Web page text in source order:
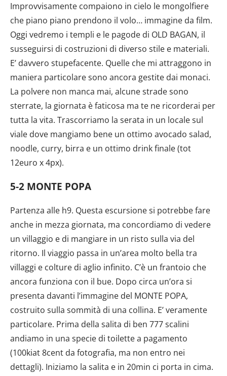
Improvvisamente compaiono in cielo le mongolfiere
che piano piano prendono il volo… immagine da film.
Oggi vedremo i templi e le pagode di OLD BAGAN, il
susseguirsi di costruzioni di diverso stile e materiali.
E’ davvero stupefacente. Quelle che mi attraggono in
maniera particolare sono ancora gestite dai monaci.
La polvere non manca mai, alcune strade sono
sterrate, la giornata è faticosa ma te ne ricorderai per
tutta la vita. Trascorriamo la serata in un locale sul
viale dove mangiamo bene un ottimo avocado salad,
noodle, curry, birra e un ottimo drink finale (tot
12euro x 4px).
5-2 MONTE POPA
Partenza alle h9. Questa escursione si potrebbe fare
anche in mezza giornata, ma concordiamo di vedere
un villaggio e di mangiare in un risto sulla via del
ritorno. Il viaggio passa in un’area molto bella tra
villaggi e colture di aglio infinito. C’è un frantoio che
ancora funziona con il bue. Dopo circa un’ora si
presenta davanti l’immagine del MONTE POPA,
costruito sulla sommità di una collina. E’ veramente
particolare. Prima della salita di ben 777 scalini
andiamo in una specie di toilette a pagamento
(100kiat 8cent da fotografia, ma non entro nei
dettagli). Iniziamo la salita e in 20min ci porta in cima.